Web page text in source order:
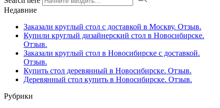
Недавние
Заказали круглый стол с доставкой в Москву. Отзыв.
Купили круглый дизайнерский стол в Новосибирске.
Отзыв.
Заказали круглый стол в Новосибирске с доставкой.
Отзыв.
Купить стол деревянный в Новосибирске. Отзыв.
Деревянный стол купить в Новосибирске. Отзыв.
Рубрики